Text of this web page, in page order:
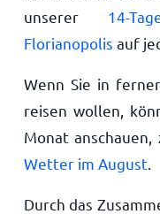
unserer 14-
Florianopolis auf
Wenn Sie in
reisen wollen,
Monat anschauen,
Wetter im August.
Durch das